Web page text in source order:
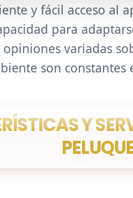
y fácil acceso al
para
variadas
son constantes
Y